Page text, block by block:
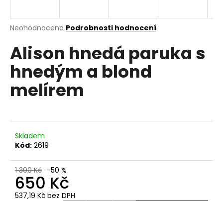
Průměrné
produktu
je
0,0
5
hvězdiček.
Neohodnoceno Podrobnosti hodnocení
Alison hnedá paruka s
hnedým a blond
melírem
Skladem
Kód: 2619
1 300 Kč –50 %
650 Kč
537,19 Kč bez DPH
j
t
?
D
o
p
o